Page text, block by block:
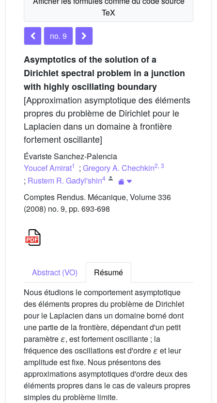
no. 9
Asymptotics of the solution of a
Dirichlet spectral problem in a junction
with highly oscillating boundary
[Approximation asymptotique des éléments
propres du problème de Dirichlet pour le
Laplacien dans un domaine à frontière
fortement oscillante]
Évariste Sanchez-Palencia
Youcef Amirat1 ; Gregory A. Chechkin2, 3
; Rustem R. Gadyl'shin4
Comptes Rendus. Mécanique, Volume 336
(2008) no. 9, pp. 693-698
Abstract (VO)
Résumé
Nous étudions le comportement asymptotique
des éléments propres du problème de Dirichlet
pour le Laplacien dans un domaine borné dont
une partie de la frontière, dépendant d'un petit
paramètre ε, est fortement oscillante ; la
fréquence des oscillations est d'ordre ε et leur
amplitude est fixe. Nous présentons des
approximations asymptotiques d'ordre deux des
éléments propres dans le cas de valeurs propres
simples du problème limite.